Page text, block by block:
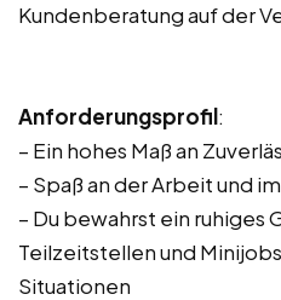
Kundenberatung auf der
Anforderungsprofil:
– Ein hohes Maß an
– Spaß an der Arbeit und
– Du bewahrst ein
Teilzeitstellen und
Situationen